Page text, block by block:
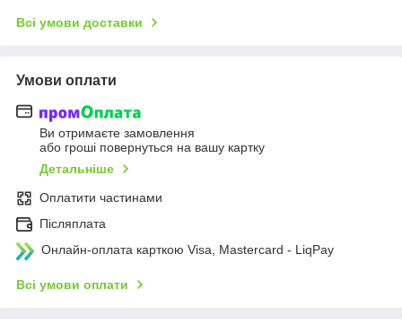
Всі умови доставки
Умови оплати
Ви отримаєте замовлення
або гроші повернуться на вашу картку
Детальніше
Оплатити частинами
Післяплата
Онлайн-оплата карткою Visa, Mastercard - LiqPay
Всі умови оплати